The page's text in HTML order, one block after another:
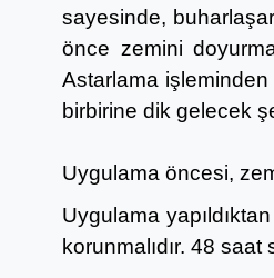
sayesinde,
önce zemini
Astarlama
birbirine dik gelecek
Uygulama öncesi,
Uygulama
korunmalıdır. 48